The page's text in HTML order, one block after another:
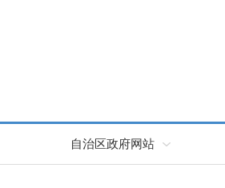
自治区政府网站